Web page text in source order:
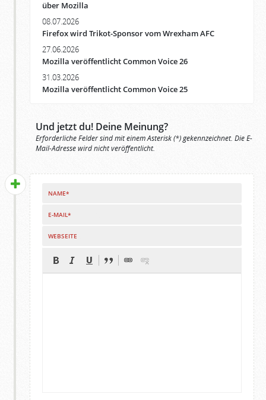
über Mozilla
08.07.2026
Firefox wird Trikot-Sponsor vom Wrexham AFC
27.06.2026
Mozilla veröffentlicht Common Voice 26
31.03.2026
Mozilla veröffentlicht Common Voice 25
Und jetzt du! Deine Meinung?
Erforderliche Felder sind mit einem Asterisk (*) gekennzeichnet. Die E-
Mail-Adresse wird nicht veröffentlicht.
NAME*
E-MAIL*
WEBSEITE